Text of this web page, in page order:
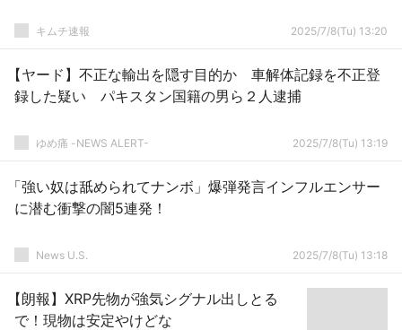
キムチ速報 2025/7/8(Tu) 13:20
【ヤード】不正な輸出を隠す目的か 車解体記録を不正登
録した疑い パキスタン国籍の男ら２人逮捕
ゆめ痛 -NEWS ALERT- 2025/7/8(Tu) 13:19
「強い奴は舐められてナンボ」爆弾発言インフルエンサー
に潜む衝撃の闇5連発！
News U.S. 2025/7/8(Tu) 13:18
【朗報】XRP先物が強気シグナル出しとる
で！現物は安定やけどな